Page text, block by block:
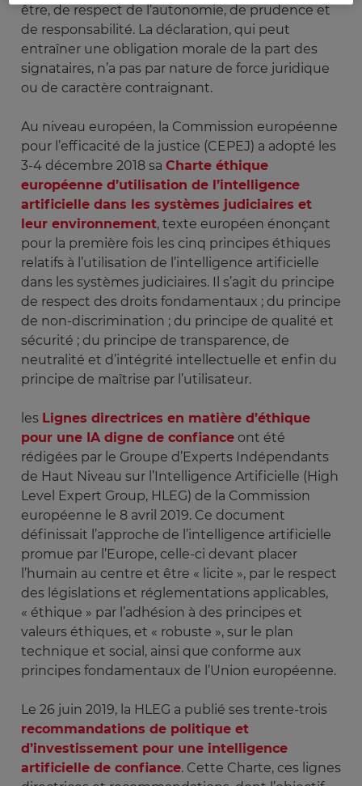
être, de respect de l’autonomie, de prudence et
de responsabilité. La déclaration, qui peut
entraîner une obligation morale de la part des
signataires, n’a pas par nature de force juridique
ou de caractère contraignant.
Au niveau européen, la Commission européenne
pour l’efficacité de la justice (CEPEJ) a adopté les
3-4 décembre 2018 sa Charte éthique
européenne d’utilisation de l’intelligence
artificielle dans les systèmes judiciaires et
leur environnement, texte européen énonçant
pour la première fois les cinq principes éthiques
relatifs à l’utilisation de l’intelligence artificielle
dans les systèmes judiciaires. Il s’agit du principe
de respect des droits fondamentaux ; du principe
de non-discrimination ; du principe de qualité et
sécurité ; du principe de transparence, de
neutralité et d’intégrité intellectuelle et enfin du
principe de maîtrise par l’utilisateur.
les Lignes directrices en matière d’éthique
pour une IA digne de confiance ont été
rédigées par le Groupe d’Experts Indépendants
de Haut Niveau sur l’Intelligence Artificielle (High
Level Expert Group, HLEG) de la Commission
européenne le 8 avril 2019. Ce document
définissait l’approche de l’intelligence artificielle
promue par l’Europe, celle-ci devant placer
l’humain au centre et être « licite », par le respect
des législations et réglementations applicables,
« éthique » par l’adhésion à des principes et
valeurs éthiques, et « robuste », sur le plan
technique et social, ainsi que conforme aux
principes fondamentaux de l’Union européenne.
Le 26 juin 2019, la HLEG a publié ses trente-trois
recommandations de politique et
d’investissement pour une intelligence
artificielle de confiance. Cette Charte, ces lignes